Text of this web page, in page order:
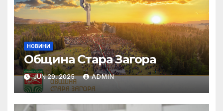
НОВИНИ
Община Стара Загора
JUN 29, 2025 ADMIN